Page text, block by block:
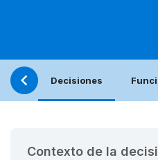
Decisiones
Contexto de la